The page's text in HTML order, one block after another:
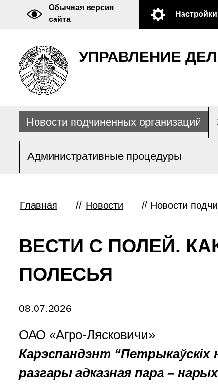
Обычная версия
сайта
Настройки
УПРАВЛЕНИЕ
Новости подчиненных организаций
Административные процедуры
Главная // Новости // Новости
ВЕСТИ С ПОЛЕЙ.
ПОЛЕСЬЯ
08.07.2026
ОАО «Агро-Лясковичи»
Карэспандэнт “Петрыкаўскіх
разгары адказная пара –